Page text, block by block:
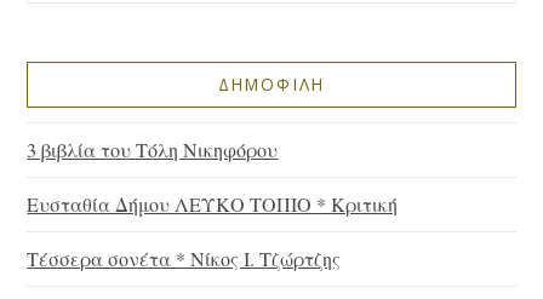
ΔΗΜΟΦΙΛΗ
3 βιβλία του Τόλη Νικηφόρου
Ευσταθία Δήμου ΛΕΥΚΟ ΤΟΠΙΟ * Κριτική
Τέσσερα σονέτα * Νίκος Ι. Τζώρτζης